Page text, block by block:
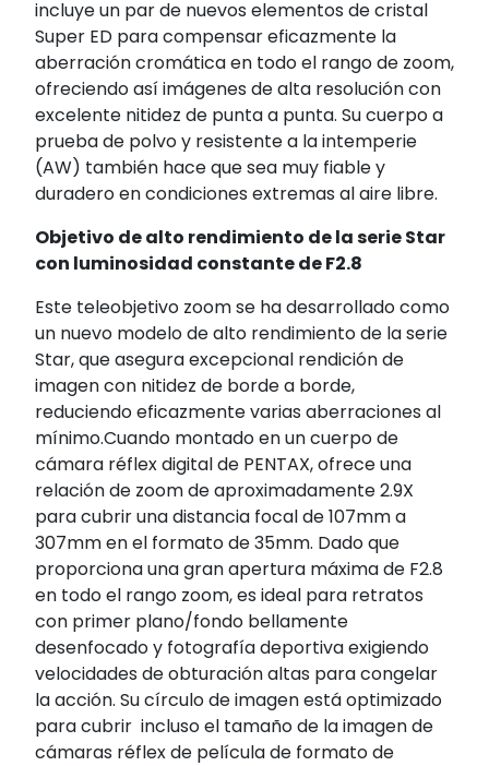
incluye un par de nuevos elementos de cristal
Super ED para compensar eficazmente la
aberración cromática en todo el rango de zoom,
ofreciendo así imágenes de alta resolución con
excelente nitidez de punta a punta. Su cuerpo a
prueba de polvo y resistente a la intemperie
(AW) también hace que sea muy fiable y
duradero en condiciones extremas al aire libre.
Objetivo de alto rendimiento de la serie Star
con luminosidad constante de F2.8
Este teleobjetivo zoom se ha desarrollado como
un nuevo modelo de alto rendimiento de la serie
Star, que asegura excepcional rendición de
imagen con nitidez de borde a borde,
reduciendo eficazmente varias aberraciones al
mínimo.Cuando montado en un cuerpo de
cámara réflex digital de PENTAX, ofrece una
relación de zoom de aproximadamente 2.9X
para cubrir una distancia focal de 107mm a
307mm en el formato de 35mm. Dado que
proporciona una gran apertura máxima de F2.8
en todo el rango zoom, es ideal para retratos
con primer plano/fondo bellamente
desenfocado y fotografía deportiva exigiendo
velocidades de obturación altas para congelar
la acción. Su círculo de imagen está optimizado
para cubrir incluso el tamaño de la imagen de
cámaras réflex de película de formato de